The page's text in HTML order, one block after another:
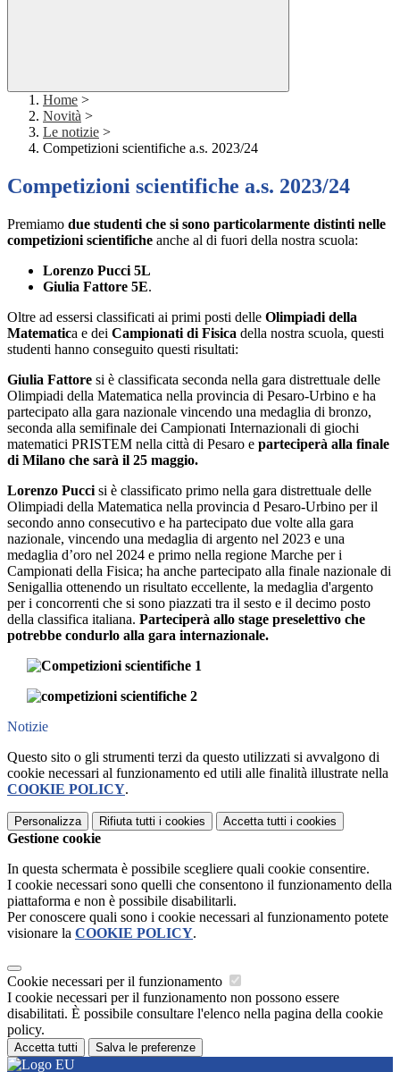
Home >
Novità >
Le notizie >
Competizioni scientifiche a.s. 2023/24
Competizioni scientifiche a.s. 2023/24
Premiamo due studenti che si sono particolarmente distinti nelle
competizioni scientifiche anche al di fuori della nostra scuola:
Lorenzo Pucci 5L
Giulia Fattore 5E.
Oltre ad essersi classificati ai primi posti delle Olimpiadi della
Matematica e dei Campionati di Fisica della nostra scuola, questi
studenti hanno conseguito questi risultati:
Giulia Fattore si è classificata seconda nella gara distrettuale delle
Olimpiadi della Matematica nella provincia di Pesaro-Urbino e ha
partecipato alla gara nazionale vincendo una medaglia di bronzo,
seconda alla semifinale dei Campionati Internazionali di giochi
matematici PRISTEM nella città di Pesaro e parteciperà alla finale
di Milano che sarà il 25 maggio.
Lorenzo Pucci si è classificato primo nella gara distrettuale delle
Olimpiadi della Matematica nella provincia d Pesaro-Urbino per il
secondo anno consecutivo e ha partecipato due volte alla gara
nazionale, vincendo una medaglia di argento nel 2023 e una
medaglia d’oro nel 2024 e primo nella regione Marche per i
Campionati della Fisica; ha anche partecipato alla finale nazionale di
Senigallia ottenendo un risultato eccellente, la medaglia d'argento
per i concorrenti che si sono piazzati tra il sesto e il decimo posto
della classifica italiana. Parteciperà allo stage preselettivo che
potrebbe condurlo alla gara internazionale.
Notizie
Questo sito o gli strumenti terzi da questo utilizzati si avvalgono di
cookie necessari al funzionamento ed utili alle finalità illustrate nella
COOKIE POLICY.
Personalizza Rifiuta tutti i cookies Accetta tutti i cookies
Gestione cookie
In questa schermata è possibile scegliere quali cookie consentire.
I cookie necessari sono quelli che consentono il funzionamento della
piattaforma e non è possibile disabilitarli.
Per conoscere quali sono i cookie necessari al funzionamento potete
visionare la COOKIE POLICY.
Cookie necessari per il funzionamento
I cookie necessari per il funzionamento non possono essere
disabilitati. È possibile consultare l'elenco nella pagina della cookie
policy.
Accetta tutti Salva le preferenze